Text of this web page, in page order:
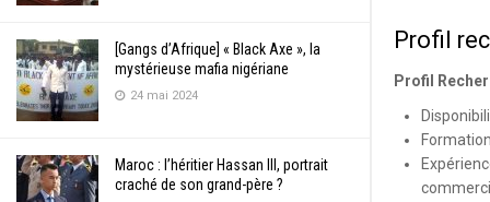
[Gangs d’Afrique] « Black Axe », la
mystérieuse mafia nigériane
24 mai 2024
Maroc : l’héritier Hassan III, portrait
craché de son grand-père ?
Profil
Profil